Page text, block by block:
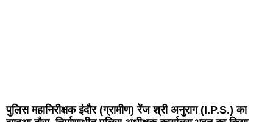
पुलिस महानिरीक्षक इंदौर (ग्रामीण) रेंज श्री अनुराग (I.P.S.) का